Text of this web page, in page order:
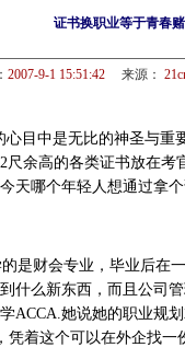
证书换职业等于青春
2007-9-1 15:51:42 来源：
目中是无比的神圣与重
余高的各类证书放在
天哪个年轻人想通过拿
是财会专业，毕业后在
什么新东西，而且公司
ACCA.她说她的职业规
凭着这个可以在外企找